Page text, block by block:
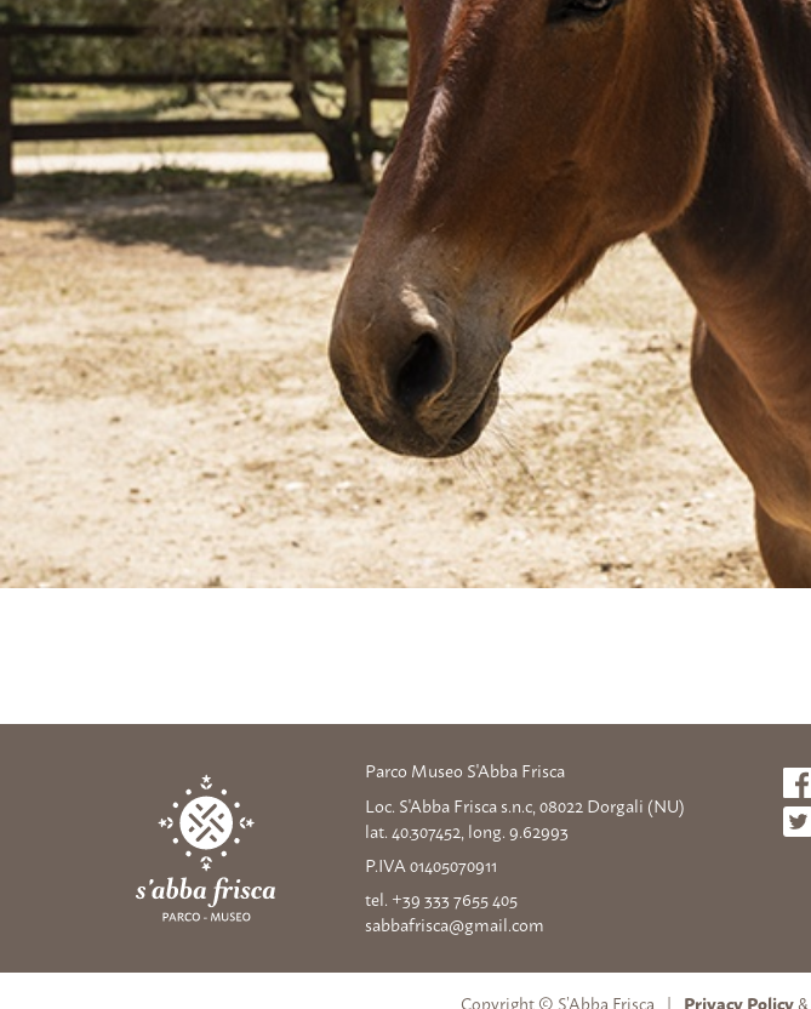
Parco Museo S'Abba Frisca
Loc. S'Abba Frisca s.n.c, 08022 Dorgali (NU)
lat. 40.307452, long. 9.62993
P.IVA 01405070911
tel. +39 333 7655 405
sabbafrisca@gmail.com
Copyright © S’Abba Frisca Privacy Policy&